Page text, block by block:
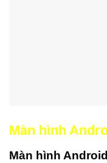
Màn hình
Màn hình